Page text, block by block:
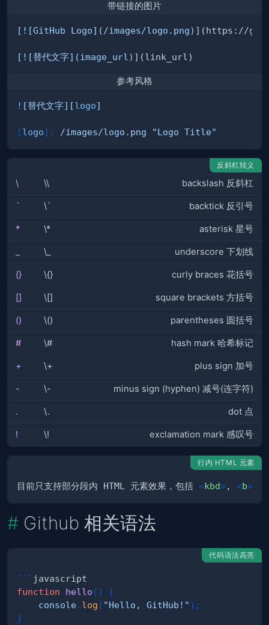
带链接的图片
[ ![GitHub Logo]( /images/logo.png)
[ ![替代文字](image_url )
参考风格
! [替代文字][logo]
[logo] : /images/logo.png "Logo Title"
反斜杠转义
\ \\ backslash 反斜杠
` \` backtick 反引号
* \* asterisk 星号
\_ underscore 下划线
{} \{} curly braces 花括号
[] \[] square brackets 方括号
() \() parentheses 圆括号
# \# hash mark 哈希标记
+ \+ plus sign 加号
- \- minus sign (hyphen) 减号(连字符)
. \. dot 点
! \! exclamation mark 感叹号
行内 HTML 元素
目前只支持部分段内 HTML 元素效果，包括 <kbd>, <b>
Github 相关语法
代码语法高亮
``` javascript
function
hello ( )
{
console. log ( "Hello, GitHub!" ) ;
}